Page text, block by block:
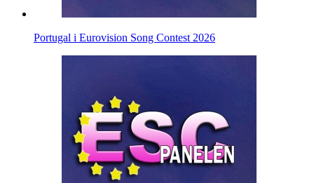
Portugal i Eurovision Song Contest 2026